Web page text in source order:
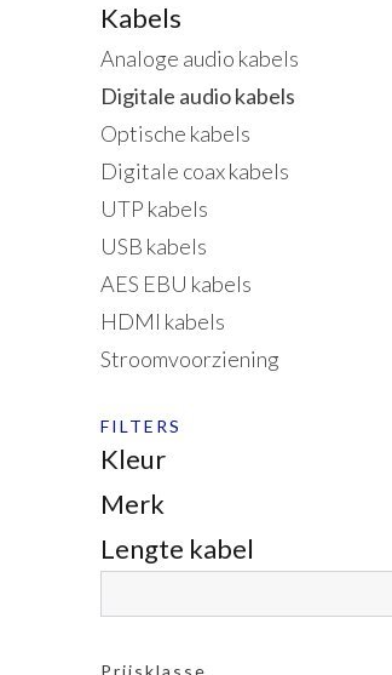
Kabels
Analoge audio kabels
Digitale audio kabels
Optische kabels
Digitale coax kabels
UTP kabels
USB kabels
AES EBU kabels
HDMI kabels
Stroomvoorziening
FILTERS
Kleur
Merk
Lengte kabel
Prijsklasse